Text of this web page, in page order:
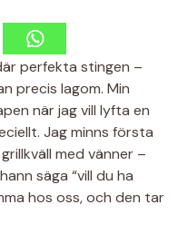
perfekta stingen –
precis lagom. Min
när jag vill lyfta en
Jag minns första
med vänner –
säga “vill du ha
hos oss, och den tar